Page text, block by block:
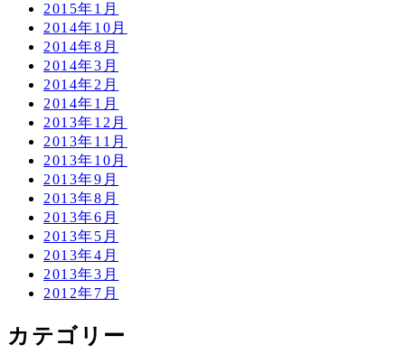
2015年1月
2014年10月
2014年8月
2014年3月
2014年2月
2014年1月
2013年12月
2013年11月
2013年10月
2013年9月
2013年8月
2013年6月
2013年5月
2013年4月
2013年3月
2012年7月
カテゴリー